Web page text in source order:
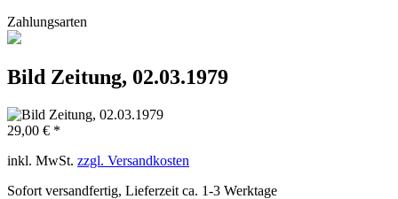
Zahlungsarten
Bild Zeitung, 02.03.1979
29,00 € *
inkl. MwSt. zzgl. Versandkosten
Sofort versandfertig, Lieferzeit ca. 1-3 Werktage